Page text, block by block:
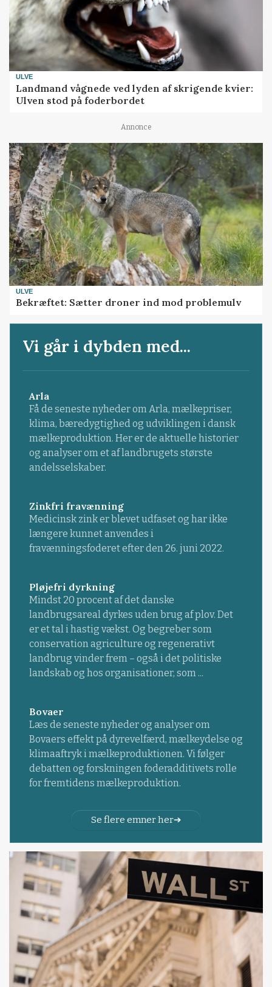
ULVE
Landmand vågnede ved lyden af skrigende kvier:
Ulven stod på foderbordet
Annonce
ULVE
Bekræftet: Sætter droner ind mod problemulv
Vi går i dybden med...
Arla
Få de seneste nyheder om Arla, mælkepriser,
klima, bæredygtighed og udviklingen i dansk
mælkeproduktion. Her er de aktuelle historier
og analyser om et af landbrugets største
andelsselskaber.
Zinkfri fravænning
Medicinsk zink er blevet udfaset og har ikke
længere kunnet anvendes i
fravænningsfoderet efter den 26. juni 2022.
Pløjefri dyrkning
Mindst 20 procent af det danske
landbrugsareal dyrkes uden brug af plov. Det
er et tal i hastig vækst. Og begreber som
conservation agriculture og regenerativt
landbrug vinder frem – også i det politiske
landskab og hos organisationer, som ...
Bovaer
Læs de seneste nyheder og analyser om
Bovaers effekt på dyrevelfærd, mælkeydelse og
klimaaftryk i mælkeproduktionen. Vi følger
debatten og forskningen foderadditivets rolle
for fremtidens mælkeproduktion.
Se flere emner her